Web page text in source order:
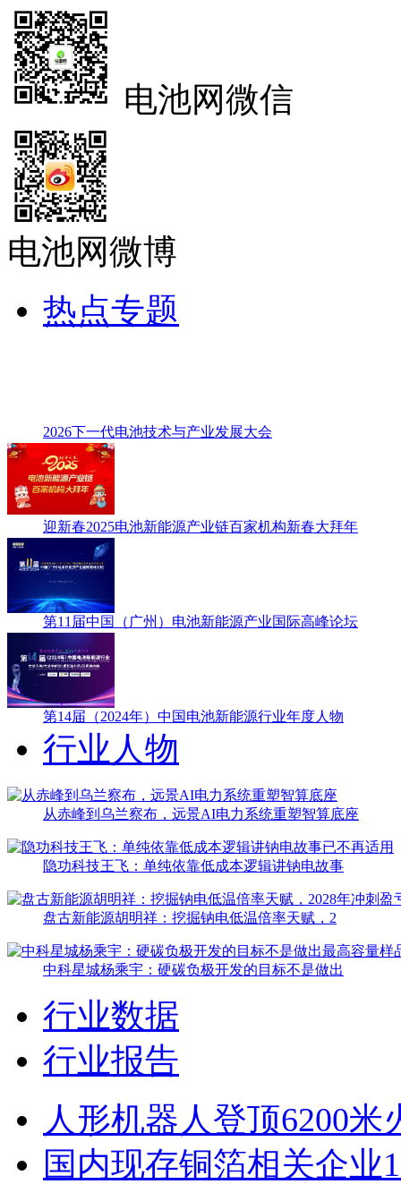
电池网微信
电池网微博
热点专题
2026下一代电池技术与产业发展大会
迎新春2025电池新能源产业链百家机构新春大拜年
第11届中国（广州）电池新能源产业国际高峰论坛
第14届（2024年）中国电池新能源行业年度人物
行业人物
从赤峰到乌兰察布，远景AI电力系统重塑智算底座
隐功科技王飞：单纯依靠低成本逻辑讲钠电故事
盘古新能源胡明祥：挖掘钠电低温倍率天赋，2
中科星城杨乘宇：硬碳负极开发的目标不是做出
行业数据
行业报告
人形机器人登顶6200
国内现存铜箔相关企业